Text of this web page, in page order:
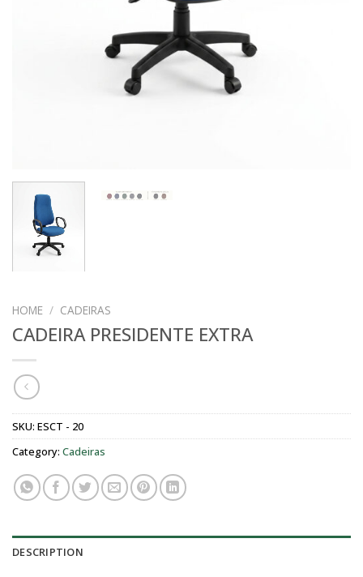
HOME / CADEIRAS
CADEIRA PRESIDENTE EXTRA
SKU: ESCT - 20
Category: Cadeiras
DESCRIPTION